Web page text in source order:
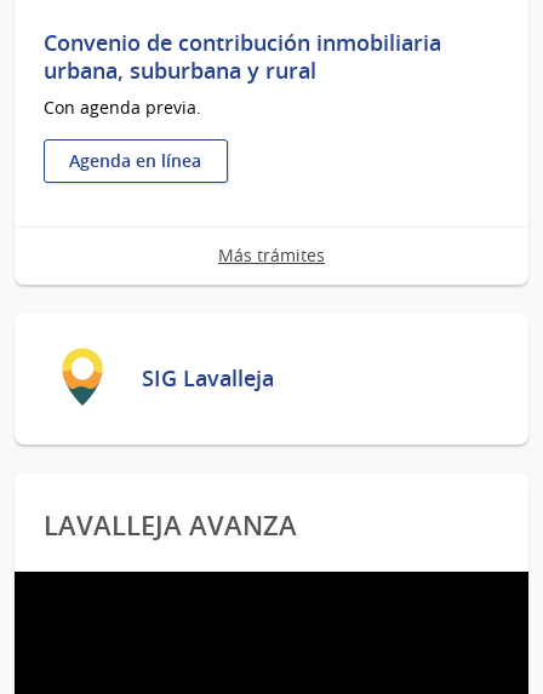
de
conducir
-
primera
o
renovación
Convenio de contribución inmobiliaria
urbana, suburbana y rural
Con agenda previa.
Agenda en línea
:
contribución
inmobiliaria
rural
Más trámites
SIG Lavalleja
LAVALLEJA AVANZA